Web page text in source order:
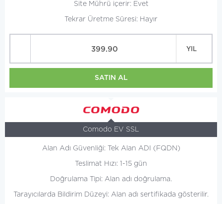
Site Mührü içerir: Evet
Tekrar Üretme Süresi: Hayır
399.90 YIL
SATIN AL
Comodo EV SSL
Alan Adı Güvenliği: Tek Alan ADI (FQDN)
Teslimat Hızı: 1-15 gün
Doğrulama Tipi: Alan adı doğrulama.
Tarayıcılarda Bildirim Düzeyi: Alan adı sertifikada gösterilir.